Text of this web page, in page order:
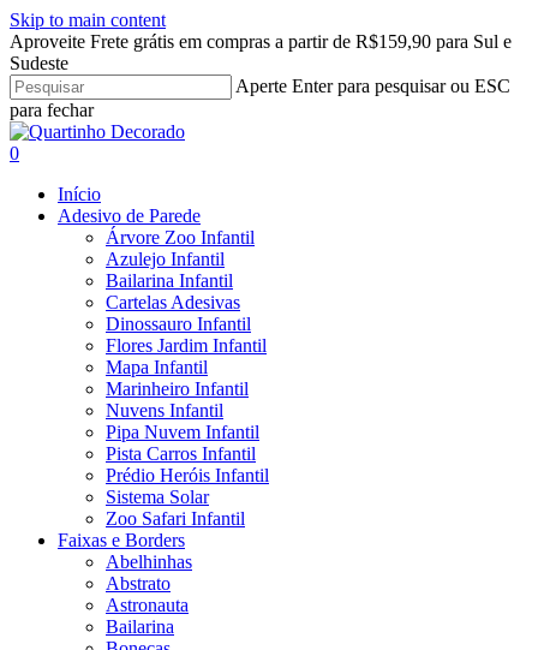
Skip to main content
Aproveite Frete grátis em compras a partir de R$159,90 para Sul e
Sudeste
Aperte Enter para pesquisar ou ESC
para fechar
Close
Search
search
account
0
Início
Adesivo de Parede
Árvore Zoo Infantil
Azulejo Infantil
Bailarina Infantil
Cartelas Adesivas
Dinossauro Infantil
Flores Jardim Infantil
Mapa Infantil
Marinheiro Infantil
Nuvens Infantil
Pipa Nuvem Infantil
Pista Carros Infantil
Prédio Heróis Infantil
Sistema Solar
Zoo Safari Infantil
Faixas e Borders
Abelhinhas
Abstrato
Astronauta
Bailarina